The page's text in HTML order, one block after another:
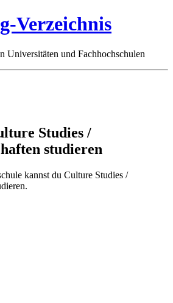
Verzeichnis
Universitäten und Fachhochschulen
Studies /
studieren
kannst du Culture Studies /